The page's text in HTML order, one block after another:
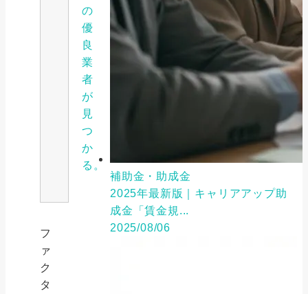
の
優
良
業
者
が
見
つ
か
る。
フ
ァ
ク
タ
補助金・助成金
2025年最新版｜キャリアアップ助
成金「賃金規...
2025/08/06